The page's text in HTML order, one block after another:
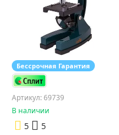
Бессрочная Гарантия
Артикул: 69739
В наличии
5
5